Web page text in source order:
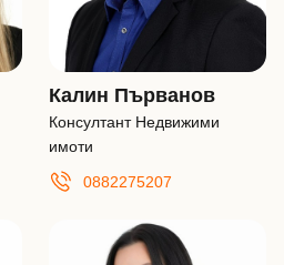
Калин Първанов
Консултант Недвижими
имоти
0882275207